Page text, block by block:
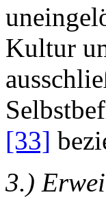
Kultur
[33]
3.)